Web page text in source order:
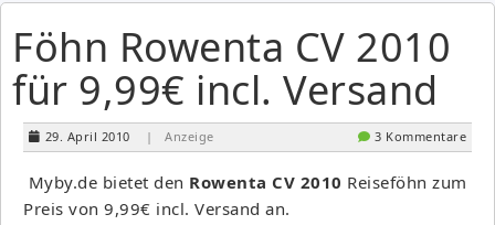
Föhn Rowenta CV 2010
für 9,99€ incl. Versand
29. April 2010 | Anzeige 3 Kommentare
Myby.de bietet den Rowenta CV 2010 Reiseföhn zum
Preis von 9,99€ incl. Versand an.